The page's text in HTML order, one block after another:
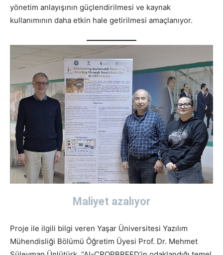
yönetim anlayışının güçlendirilmesi ve kaynak
kullanımının daha etkin hale getirilmesi amaçlanıyor.
Maliyet azalıyor
Proje ile ilgili bilgi veren Yaşar Üniversitesi Yazılım
Mühendisliği Bölümü Öğretim Üyesi Prof. Dr. Mehmet